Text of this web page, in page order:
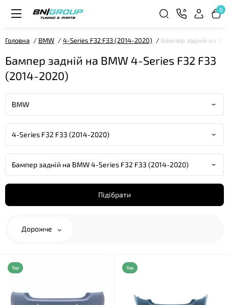
0
Головна BMW 4-Series F32 F33 (2014-2020) Бампер задній на
Бампер задній на BMW 4-Series F32 F33
(2014-2020)
Підібрати
Дорожче
Top Top